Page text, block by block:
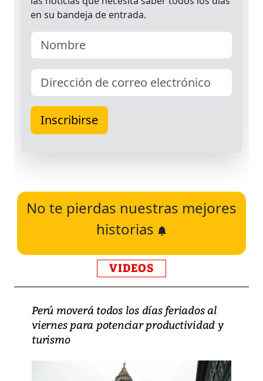
No te pierdas nuestras mejores
historias
VIDEOS
Perú moverá todos los días feriados al
viernes para potenciar productividad y
turismo